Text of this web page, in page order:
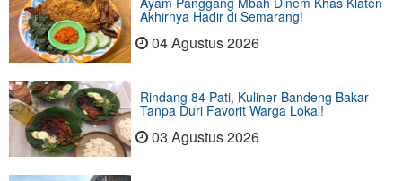
Akhirnya Hadir di Semarang!
04 Agustus 2026
Rindang 84 Pati, Kuliner Bandeng Bakar
Tanpa Duri Favorit Warga Lokal!
03 Agustus 2026